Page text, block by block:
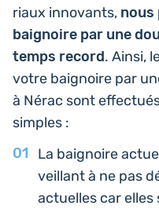
riaux inno­vants, nous
bai­gnoire par une
temps record. Ainsi,
votre bai­gnoire par
à Nérac sont
simples :
La bai­gnoire
veillant à ne pas
actuelles car